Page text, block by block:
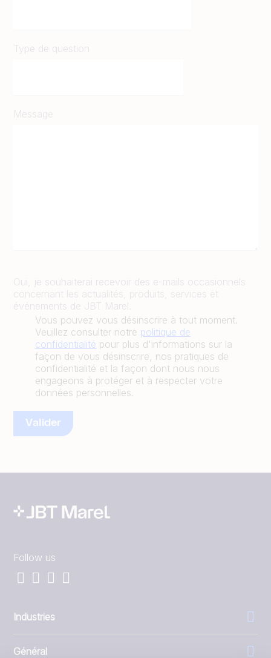
Type de question
Message
Oui, je souhaiterai recevoir des e-mails occasionnels
concernant les actualités, produits, services et
événements de JBT Marel.
Vous pouvez vous désinscrire à tout moment.
Veuillez consulter notre politique de
confidentialité pour plus d'informations sur la
façon de vous désinscrire, nos pratiques de
confidentialité et la façon dont nous nous
engageons à protéger et à respecter votre
données personnelles.
Follow us
Industries
Général